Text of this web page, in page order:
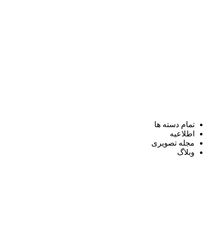
تمام دسته ها
اطلاعیه
مجله تصویری
وبلاگ